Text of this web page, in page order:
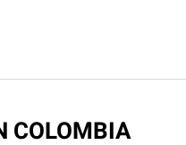
COLOMBIA